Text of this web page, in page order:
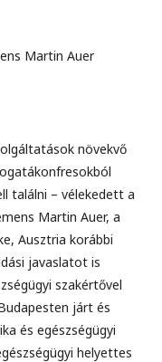
Martin Auer
növekvő
találni – vélekedett a
Martin Auer, a
Ausztria korábbi
javaslatot is
szakértővel
járt és
és egészségügyi
helyettes